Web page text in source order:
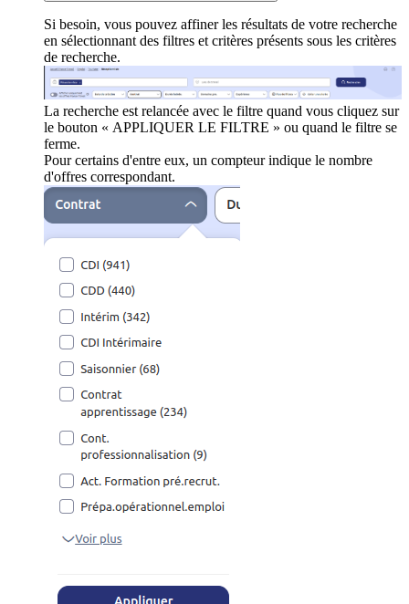
Si besoin, vous pouvez affiner les résultats de votre recherche
en sélectionnant des filtres et critères présents sous les critères
de recherche.
La recherche est relancée avec le filtre quand vous cliquez sur
le bouton « APPLIQUER LE FILTRE » ou quand le filtre se
ferme.
Pour certains d'entre eux, un compteur indique le nombre
d'offres correspondant.